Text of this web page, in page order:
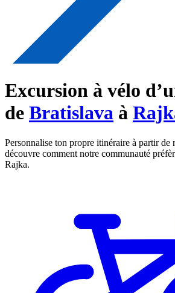
Excursion à vélo
de Bratislava à
Personnalise ton propre itinéraire à partir de
découvre comment notre communauté
Rajka.